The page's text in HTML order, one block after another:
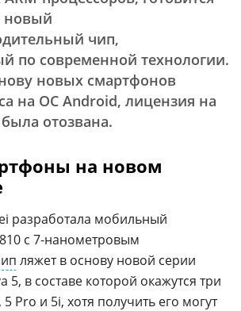
новый
чип,
по современной технологии.
новых смартфонов
на OC Android, лицензия на
отозвана.
на новом
разработала мобильный
с 7-нанометровым
ляжет в основу новой серии
5, в составе которой окажутся три
Pro и 5i, хотя получить его могут